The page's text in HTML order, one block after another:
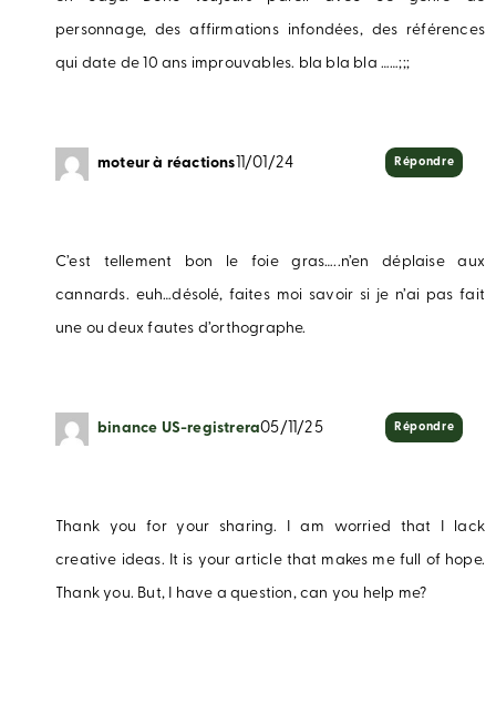
personnage, des affirmations infondées, des références
qui date de 10 ans improuvables. bla bla bla ……;;;
moteur à réactions 11/01/24
C’est tellement bon le foie gras…..n’en déplaise aux
cannards. euh…désolé, faites moi savoir si je n’ai pas fait
une ou deux fautes d’orthographe.
Répondre
binance US-registrera05/11/25
Thank you for your sharing. I am worried that I lack
creative ideas. It is your article that makes me full of hope.
Thank you. But, I have a question, can you help me?
Répondre